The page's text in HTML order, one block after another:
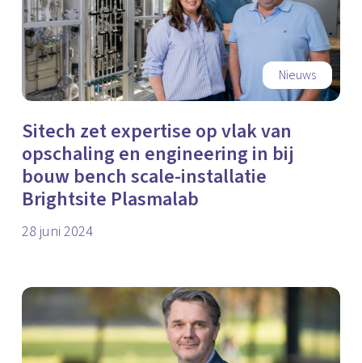
Nieuws
Sitech zet expertise op vlak van
opschaling en engineering in bij
bouw bench scale-installatie
Brightsite Plasmalab
28 juni 2024